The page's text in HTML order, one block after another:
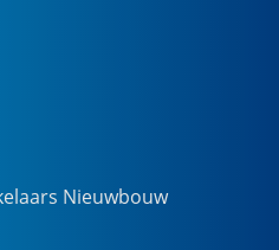
Nieuwbouw